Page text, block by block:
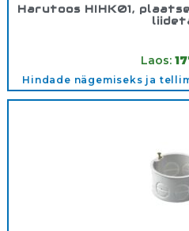
Harutoos HIHK01,
Laos:
Hindade nägemiseks ja